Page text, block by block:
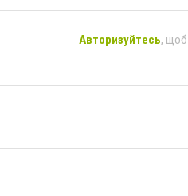
Авторизуйтесь, щоб